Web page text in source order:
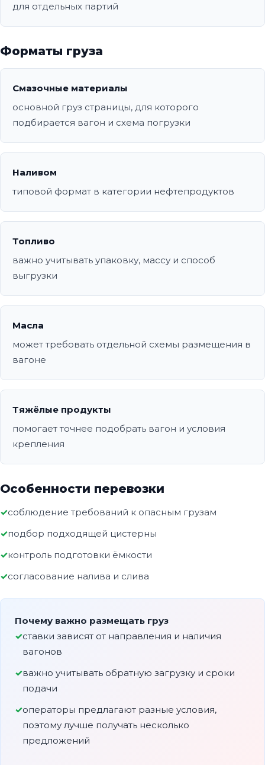
для отдельных партий
Форматы груза
Смазочные материалы
основной груз страницы, для которого
подбирается вагон и схема погрузки
Наливом
типовой формат в категории нефтепродуктов
Топливо
важно учитывать упаковку, массу и способ
выгрузки
Масла
может требовать отдельной схемы размещения в
вагоне
Тяжёлые продукты
помогает точнее подобрать вагон и условия
крепления
Особенности перевозки
соблюдение требований к опасным грузам
подбор подходящей цистерны
контроль подготовки ёмкости
согласование налива и слива
Почему важно размещать груз
ставки зависят от направления и наличия
вагонов
важно учитывать обратную загрузку и сроки
подачи
операторы предлагают разные условия,
поэтому лучше получать несколько
предложений